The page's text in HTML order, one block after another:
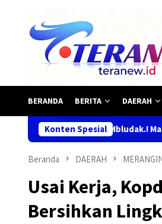
BERANDA BERITA DAERAH
Konten Spesial
Mbludak.! Makan Gratis Habis
Beranda DAERAH
Usai Kerja,
Bersihkan